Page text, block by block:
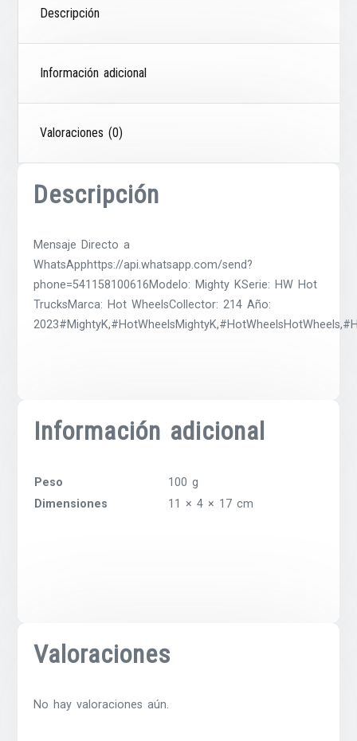
Descripción
Información adicional
Valoraciones (0)
Descripción
Mensaje Directo a
WhatsApphttps://api.whatsapp.com/send?
phone=541158100616Modelo: Mighty KSerie: HW Hot
TrucksMarca: Hot WheelsCollector: 214 Año:
Información adicional
Peso
100 g
Dimensiones
11 × 4 × 17 cm
Valoraciones
No hay valoraciones aún.